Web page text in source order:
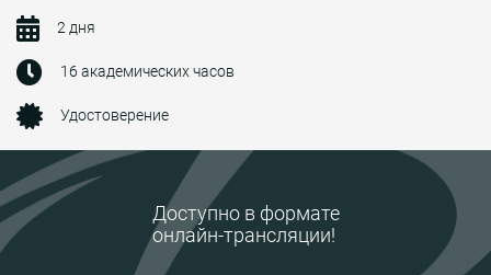
Доступно в формате
онлайн-трансляции!
2 дня
16 академических часов
Удостоверение